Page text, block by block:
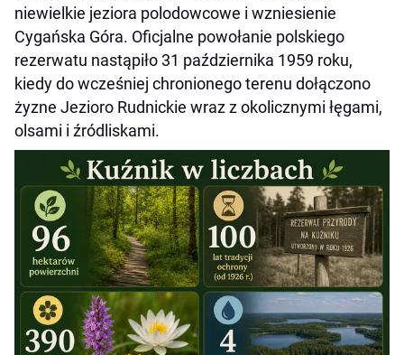
niewielkie jeziora polodowcowe i wzniesienie
Cygańska Góra. Oficjalne powołanie polskiego
rezerwatu nastąpiło 31 października 1959 roku,
kiedy do wcześniej chronionego terenu dołączono
żyzne Jezioro Rudnickie wraz z okolicznymi łęgami,
olsami i źródliskami.